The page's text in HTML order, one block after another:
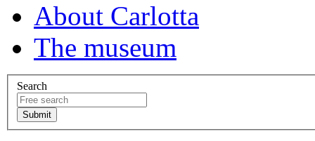
About Carlotta
The museum
Search